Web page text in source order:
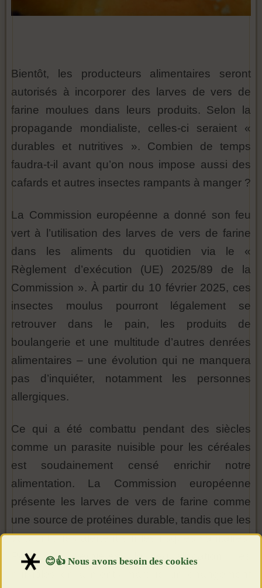
Bientôt, les producteurs alimentaires seront
autorisés à incorporer des larves de vers de
farine moulues dans leurs produits. Selon la
propagande mondialiste, celles-ci seraient «
durables et nutritives ». Combien de temps
faudra-t-il avant qu’on nous impose aussi des
cafards et autres insectes rampants à manger ?
La Commission européenne a donné son feu
vert à l’utilisation des larves de vers de farine
dans les aliments du quotidien via le «
Règlement d’exécution (UE) 2025/89 de la
Commission ». À partir du 10 février 2025, ces
insectes moulus pourront légalement se
retrouver dans le pain, les produits de
boulangerie et une multitude d’autres denrées
alimentaires – une évolution qui ne manquera
pas d’inquiéter, notamment les personnes
allergiques.
Ce qui a été combattu pendant des siècles
comme un parasite nuisible pour les céréales
est soudainement censé enrichir notre
alimentation. La Commission européenne
présente les larves de vers de farine comme
une source de protéines durable, tandis que les
voix critiques alertent sur les risques sanitaires.
Pour ces dernières, la requalification des
nuisibles en aliments marque un changement